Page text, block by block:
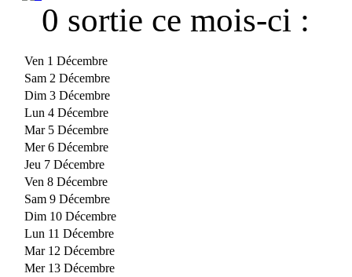
0 sortie ce mois-ci :
Ven 1 Décembre
Sam 2 Décembre
Dim 3 Décembre
Lun 4 Décembre
Mar 5 Décembre
Mer 6 Décembre
Jeu 7 Décembre
Ven 8 Décembre
Sam 9 Décembre
Dim 10 Décembre
Lun 11 Décembre
Mar 12 Décembre
Mer 13 Décembre